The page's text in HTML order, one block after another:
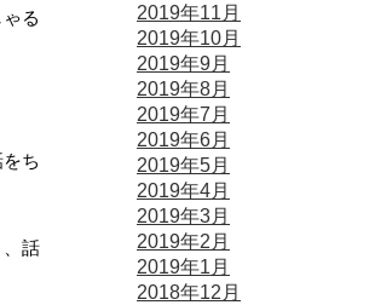
る
ち
話
2019年11月
2019年10月
2019年9月
2019年8月
2019年7月
2019年6月
2019年5月
2019年4月
2019年3月
2019年2月
2019年1月
2018年12月